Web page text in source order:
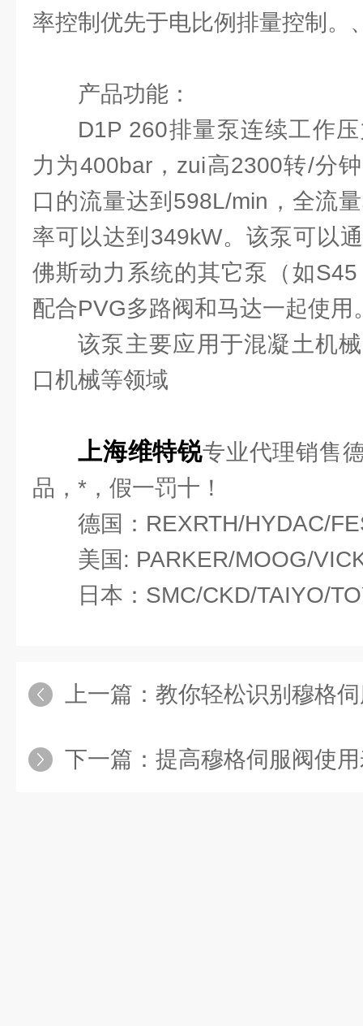
率控制优先于电比例排量控制。
产品功能：
D1P 260排量泵连续工作
力为400bar，zui高2300转/分
口的流量达到598L/min，全流
率可以达到349kW。该泵可以
佛斯动力系统的其它泵（如
配合PVG多路阀和马达一起使用
该泵主要应用于混凝土机
口机械等领域
上海维特锐专业代理销售
品，*，假一罚十！
德国：REXRTH/HYDAC/
美国: PARKER/MOOG/
日本：SMC/CKD/TAIYO/
上一篇： 教你轻松识别穆格
下一篇： 提高穆格伺服阀使